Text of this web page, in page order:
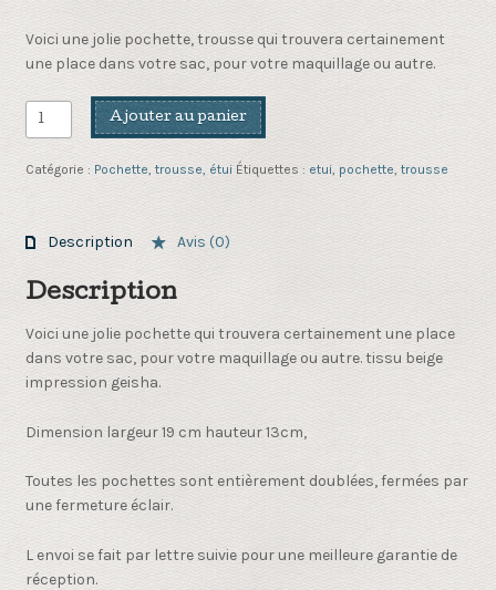
Voici une jolie pochette, trousse qui trouvera certainement
une place dans votre sac, pour votre maquillage ou autre.
quantité
de
Pochette
geisha
Ajouter au panier
Catégorie : Pochette, trousse, étui Étiquettes : etui, pochette, trousse
Description Avis (0)
Description
Voici une jolie pochette qui trouvera certainement une place
dans votre sac, pour votre maquillage ou autre. tissu beige
impression geisha.
Dimension largeur 19 cm hauteur 13cm,
Toutes les pochettes sont entièrement doublées, fermées par
une fermeture éclair.
L envoi se fait par lettre suivie pour une meilleure garantie de
réception.